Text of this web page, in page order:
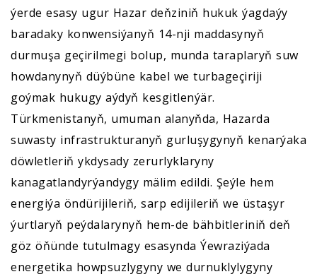
ýerde esasy ugur Hazar deňziniň hukuk ýagdaýy
baradaky konwensiýanyň 14-nji maddasynyň
durmuşa geçirilmegi bolup, munda taraplaryň suw
howdanynyň düýbüne kabel we turbageçiriji
goýmak hukugy aýdyň kesgitlenýär.
Türkmenistanyň, umuman alanyňda, Hazarda
suwasty infrastrukturanyň gurluşygynyň kenarýaka
döwletleriň ykdysady zerurlyklaryny
kanagatlandyrýandygy mälim edildi. Şeýle hem
energiýa öndürijileriň, sarp edijileriň we üstaşyr
ýurtlaryň peýdalarynyň hem-de bähbitleriniň deň
göz öňünde tutulmagy esasynda Ýewraziýada
energetika howpsuzlygyny we durnuklylygyny